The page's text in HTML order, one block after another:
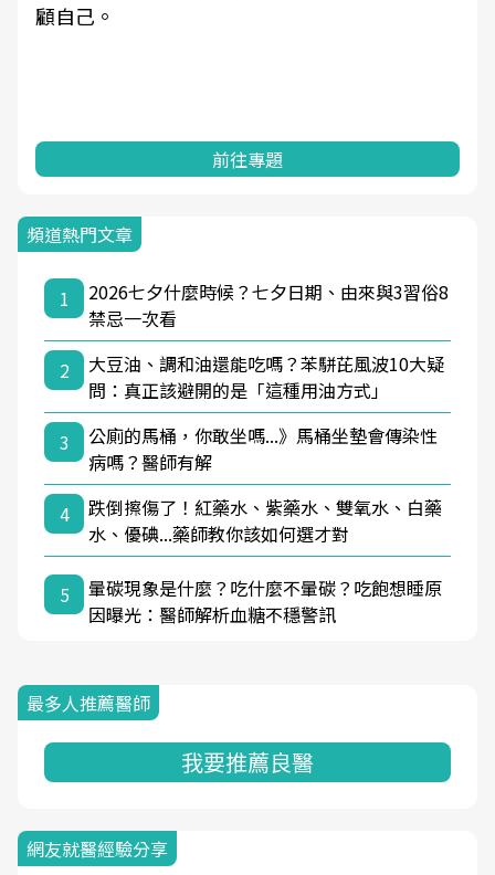
顧自己。
前往專題
頻道熱門文章
1
2026七夕什麼時候？七夕日期、由來與3習俗8
禁忌一次看
2
大豆油、調和油還能吃嗎？苯駢芘風波10大疑
問：真正該避開的是「這種用油方式」
3
公廁的馬桶，你敢坐嗎...》馬桶坐墊會傳染性
病嗎？醫師有解
4
跌倒擦傷了！紅藥水、紫藥水、雙氧水、白藥
水、優碘...藥師教你該如何選才對
5
暈碳現象是什麼？吃什麼不暈碳？吃飽想睡原
因曝光：醫師解析血糖不穩警訊
最多人推薦醫師
我要推薦良醫
網友就醫經驗分享